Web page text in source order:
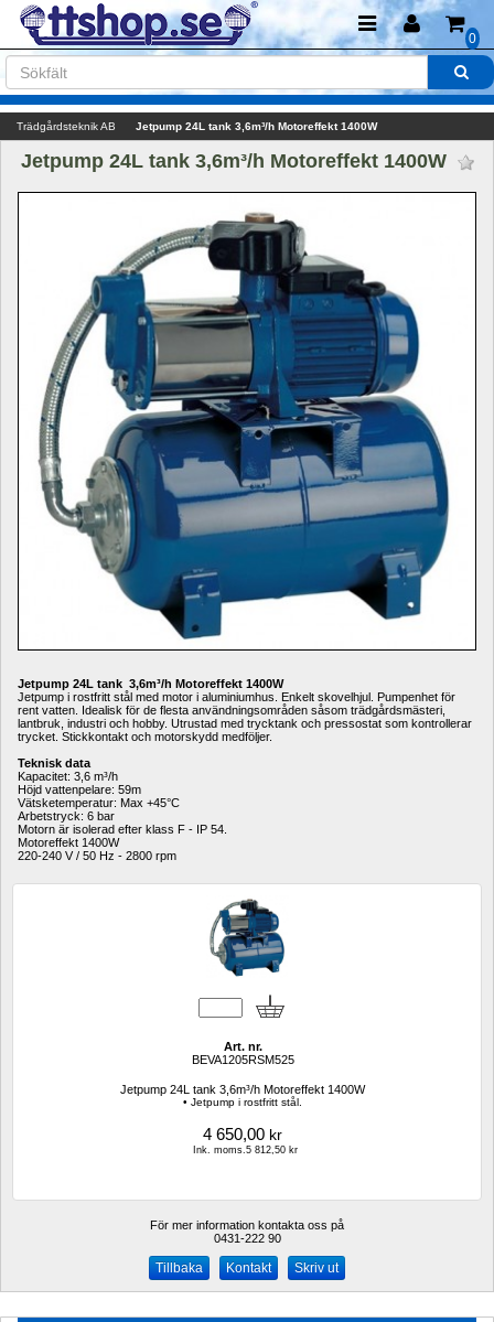
0
Trädgårdsteknik AB Jetpump 24L tank 3,6m³/h Motoreffekt 1400W
Jetpump 24L tank 3,6m³/h Motoreffekt 1400W
Jetpump 24L tank 3,6m³/h Motoreffekt 1400W
Jetpump i rostfritt stål med motor i aluminiumhus. Enkelt skovelhjul. Pumpenhet för
rent vatten. Idealisk för de flesta användningsområden såsom trädgårdsmästeri,
lantbruk, industri och hobby. Utrustad med trycktank och pressostat som kontrollerar
trycket. Stickkontakt och motorskydd medföljer.
Teknisk data
Kapacitet: 3,6 m³/h
Höjd vattenpelare: 59m
Vätsketemperatur: Max +45°C
Arbetstryck: 6 bar
Motorn är isolerad efter klass F - IP 54.
Motoreffekt 1400W
220-240 V / 50 Hz - 2800 rpm
Art. nr.
BEVA1205RSM525
Jetpump 24L tank 3,6m³/h Motoreffekt 1400W
• Jetpump i rostfritt stål.
4 650,00 kr
Ink. moms.5 812,50 kr
För mer information kontakta oss på
0431-222 90
Kontakt Skriv ut